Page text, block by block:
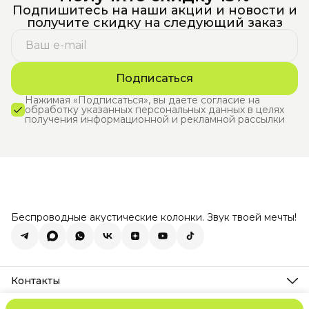
Подпишитесь на наши акции и новости и
получите скидку на следующий заказ
Подписаться
Нажимая «Подписаться», вы даете согласие на
обработку указанных персональных данных в целях
получения информационной и рекламной рассылки
Беспроводные акустические колонки. Звук твоей мечты!
Контакты
Адрес